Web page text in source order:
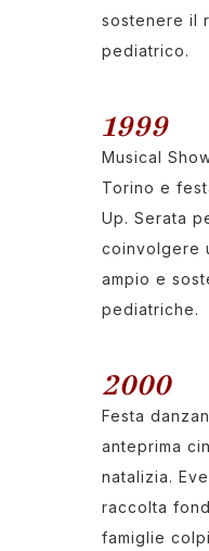
sostenere il
pediatrico.
1999
Musical
Torino e
Up. Serata
coinvolgere
ampio e
pediatriche.
2000
Festa
anteprima
natalizia.
raccolta
famiglie